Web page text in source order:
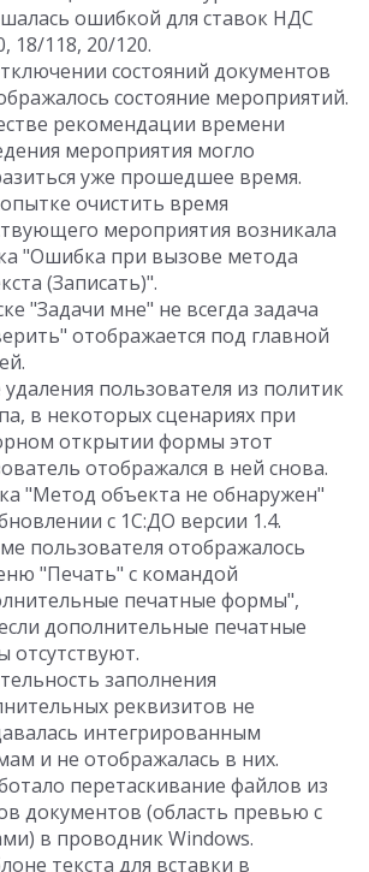
ошибкой для ставок НДС
18/118, 20/120.
состояний документов
состояние мероприятий.
рекомендации времени
мероприятия могло
уже прошедшее время.
очистить время
мероприятия возникала
"Ошибка при вызове метода
(Записать)".
"Задачи мне" не всегда задача
отображается под главной
удаления пользователя из политик
в некоторых сценариях при
открытии формы этот
отображался в ней снова.
"Метод объекта не обнаружен"
с 1С:ДО версии 1.4.
пользователя отображалось
"Печать" с командой
печатные формы",
дополнительные печатные
отсутствуют.
заполнения
реквизитов не
интегрированным
и не отображалась в них.
перетаскивание файлов из
документов (область превью с
в проводник Windows.
текста для вставки в